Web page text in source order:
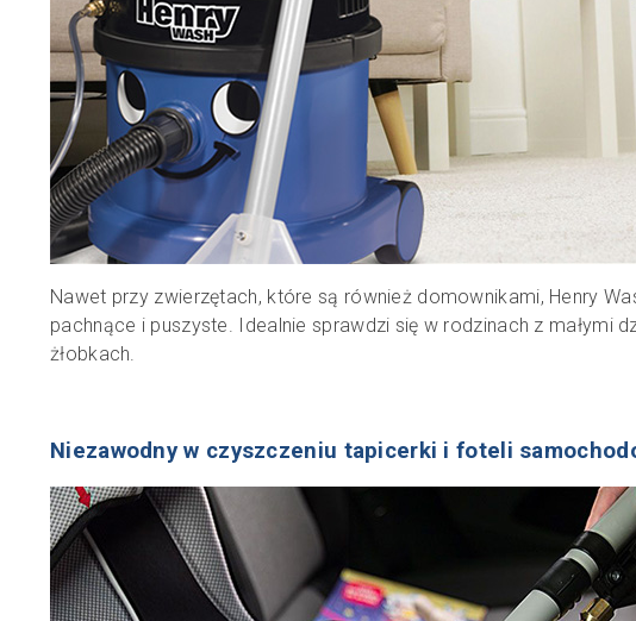
Nawet przy zwierzętach, które są również domownikami, Henry
pachnące i puszyste. Idealnie sprawdzi się w rodzinach z
żłobkach.
Niezawodny w czyszczeniu tapicerki i foteli